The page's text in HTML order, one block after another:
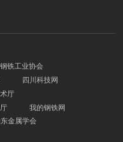
铁工业协会
四川科技网
厅
我的钢铁网
金属学会